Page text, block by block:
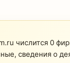
числится 0
сведения о